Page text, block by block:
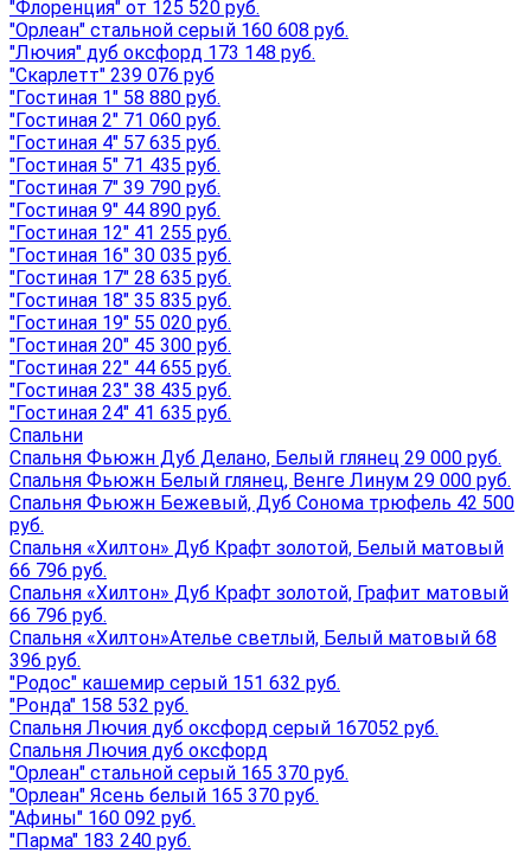
"Флоренция" от 125 520 руб.
"Орлеан" стальной серый 160 608 руб.
"Лючия" дуб оксфорд 173 148 руб.
"Скарлетт" 239 076 руб
"Гостиная 1" 58 880 руб.
"Гостиная 2" 71 060 руб.
"Гостиная 4" 57 635 руб.
"Гостиная 5" 71 435 руб.
"Гостиная 7" 39 790 руб.
"Гостиная 9" 44 890 руб.
"Гостиная 12" 41 255 руб.
"Гостиная 16" 30 035 руб.
"Гостиная 17" 28 635 руб.
"Гостиная 18" 35 835 руб.
"Гостиная 19" 55 020 руб.
"Гостиная 20" 45 300 руб.
"Гостиная 22" 44 655 руб.
"Гостиная 23" 38 435 руб.
"Гостиная 24" 41 635 руб.
Спальни
Спальня Фьюжн Дуб Делано, Белый глянец 29 000 руб.
Спальня Фьюжн Белый глянец, Венге Линум 29 000 руб.
Спальня Фьюжн Бежевый, Дуб Сонома трюфель 42 500
руб.
Спальня «Хилтон» Дуб Крафт золотой, Белый матовый
66 796 руб.
Спальня «Хилтон» Дуб Крафт золотой, Графит матовый
66 796 руб.
Спальня «Хилтон»Ателье светлый, Белый матовый 68
396 руб.
"Родос" кашемир серый 151 632 руб.
"Ронда" 158 532 руб.
Спальня Лючия дуб оксфорд серый 167052 руб.
Спальня Лючия дуб оксфорд
"Орлеан" стальной серый 165 370 руб.
"Орлеан" Ясень белый 165 370 руб.
"Афины" 160 092 руб.
"Парма" 183 240 руб.